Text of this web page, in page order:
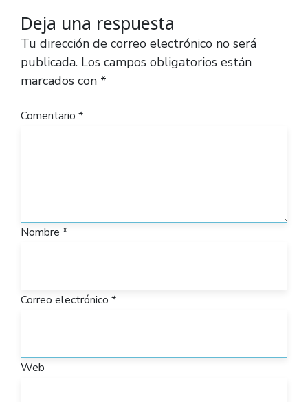
Deja una respuesta
Tu dirección de correo electrónico no será
publicada. Los campos obligatorios están
marcados con *
Comentario *
Nombre *
Correo electrónico *
Web